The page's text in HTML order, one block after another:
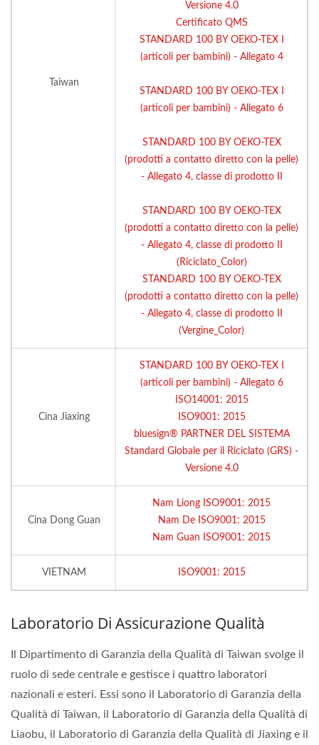
Taiwan
Versione 4.0
Certificato QMS
STANDARD 100 BY OEKO-TEX I
(articoli per bambini) - Allegato 4
STANDARD 100 BY OEKO-TEX I
(articoli per bambini) - Allegato 6
STANDARD 100 BY OEKO-TEX
(prodotti a contatto diretto con la pelle)
- Allegato 4, classe di prodotto II
STANDARD 100 BY OEKO-TEX
(prodotti a contatto diretto con la pelle)
- Allegato 4, classe di prodotto II
(Riciclato_Color)
STANDARD 100 BY OEKO-TEX
(prodotti a contatto diretto con la pelle)
- Allegato 4, classe di prodotto II
(Vergine_Color)
Cina Jiaxing
STANDARD 100 BY OEKO-TEX I
(articoli per bambini) - Allegato 6
ISO14001: 2015
ISO9001: 2015
bluesign® PARTNER DEL SISTEMA
Standard Globale per il Riciclato (GRS) -
Versione 4.0
Cina Dong Guan
Nam Liong ISO9001: 2015
Nam De ISO9001: 2015
Nam Guan ISO9001: 2015
VIETNAM ISO9001: 2015
Laboratorio Di Assicurazione Qualità
Il Dipartimento di Garanzia della Qualità di Taiwan svolge il
ruolo di sede centrale e gestisce i quattro laboratori
nazionali e esteri. Essi sono il Laboratorio di Garanzia della
Qualità di Taiwan, il Laboratorio di Garanzia della Qualità di
Liaobu, il Laboratorio di Garanzia della Qualità di Jiaxing e il